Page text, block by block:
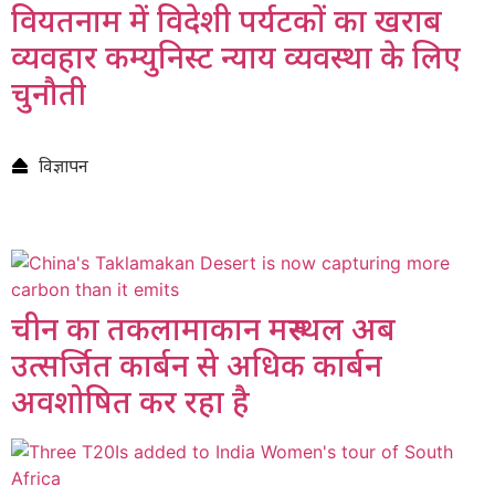
वियतनाम में विदेशी पर्यटकों का खराब
व्यवहार कम्युनिस्ट न्याय व्यवस्था के लिए
चुनौती
विज्ञापन
चीन का तकलामाकान मरुस्थल अब
उत्सर्जित कार्बन से अधिक कार्बन
अवशोषित कर रहा है